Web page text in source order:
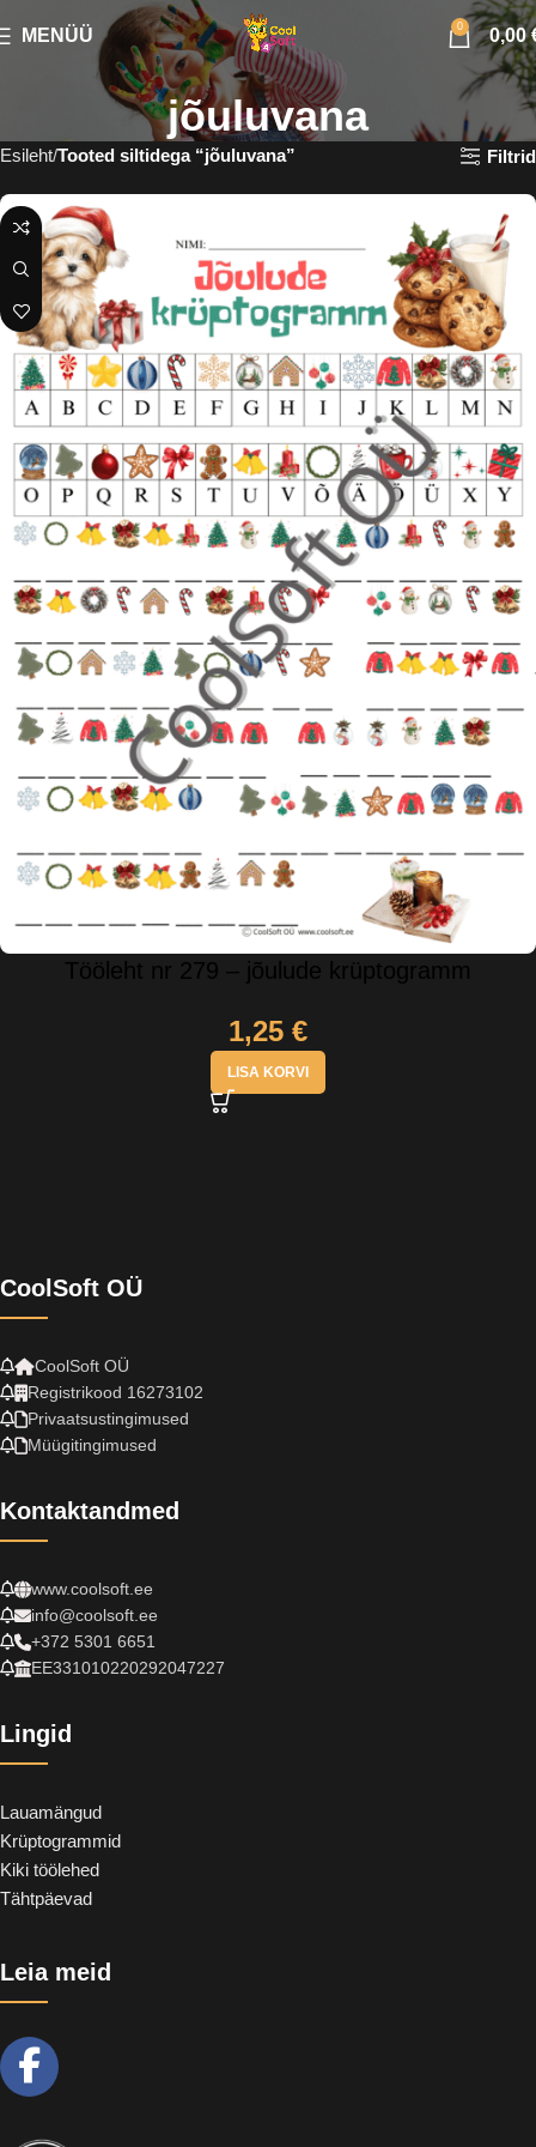
MENÜÜ 0 0,00
jõuluvana
Esileht Tooted siltidega “jõuluvana” Filtrid
Tööleht nr 279 – jõulude krüptogramm
1,25 €
LISA KORVI
CoolSoft OÜ
CoolSoft OÜ
Registrikood 16273102
Privaatsustingimused
Müügitingimused
Kontaktandmed
www.coolsoft.ee
info@coolsoft.ee
+372 5301 6651
EE331010220292047227
Lingid
Lauamängud
Krüptogrammid
Kiki töölehed
Tähtpäevad
Leia meid